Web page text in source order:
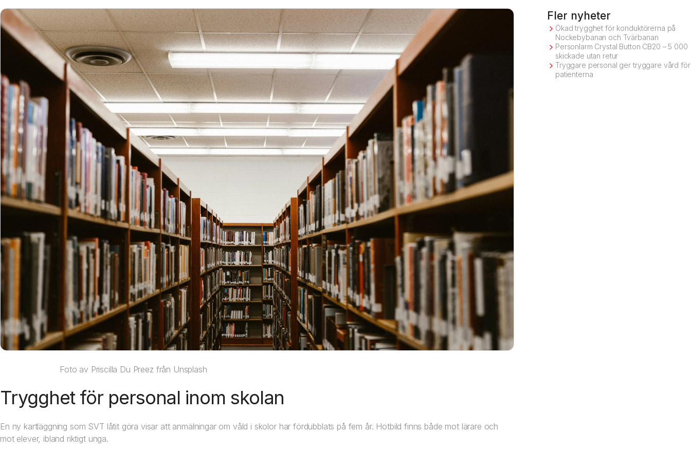
Foto av Priscilla Du Preez från Unsplash
Trygghet för personal inom skolan
En ny kartläggning som SVT låtit göra visar att anmälningar om våld i skolor har fördubblats på fem år. Hotbild finns både mot lärare och
mot elever, ibland riktigt unga.
Fler nyheter
Ökad trygghet för konduktörerna på
Nockebybanan och Tvärbanan
Personlarm Crystal Button CB20 – 5 000
skickade utan retur
Tryggare personal ger tryggare vård för
patienterna